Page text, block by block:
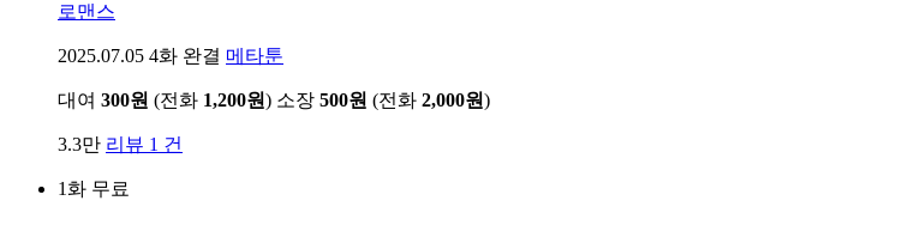
로맨스
2025.07.05 4화 완결 메타툰
대여 300원 (전화 1,200원) 소장 500원 (전화 2,000원)
3.3만 리뷰 1 건
1화 무료